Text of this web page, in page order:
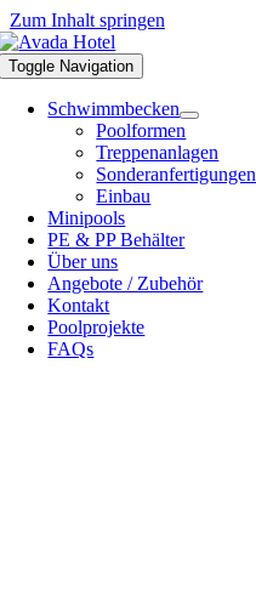
Zum Inhalt springen
Toggle Navigation
Schwimmbecken
Poolformen
Treppenanlagen
Sonderanfertigungen
Einbau
Minipools
PE & PP Behälter
Über uns
Angebote / Zubehör
Kontakt
Poolprojekte
FAQs